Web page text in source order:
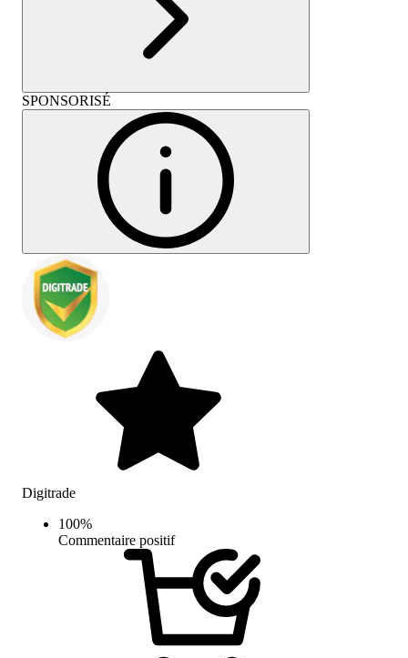
SPONSORISÉ
Digitrade
100%
Commentaire positif